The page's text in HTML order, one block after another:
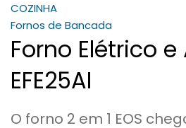
COZINHA
Fornos de Bancada
Forno Elétrico e
EFE25AI
O forno 2 em 1 EOS